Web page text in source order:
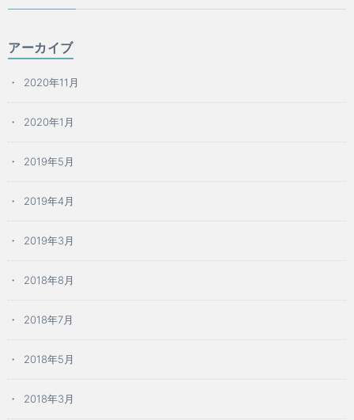
アーカイブ
2020年11月
2020年1月
2019年5月
2019年4月
2019年3月
2018年8月
2018年7月
2018年5月
2018年3月